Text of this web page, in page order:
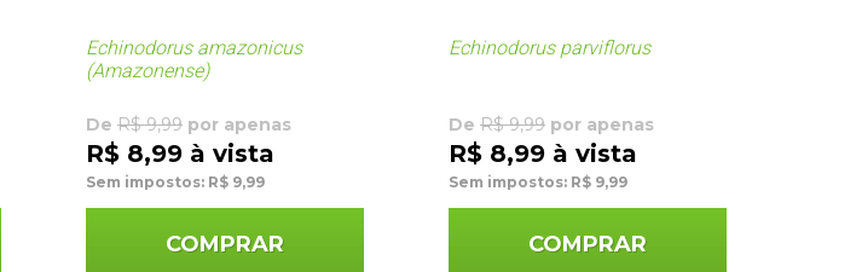
Echinodorus amazonicus
(Amazonense)
De R$ 9,99 por apenas
R$ 8,99 à vista
Sem impostos: R$ 9,99
COMPRAR
Echinodorus parviflorus
De R$ 9,99 por apenas
R$ 8,99 à vista
Sem impostos: R$ 9,99
COMPRAR